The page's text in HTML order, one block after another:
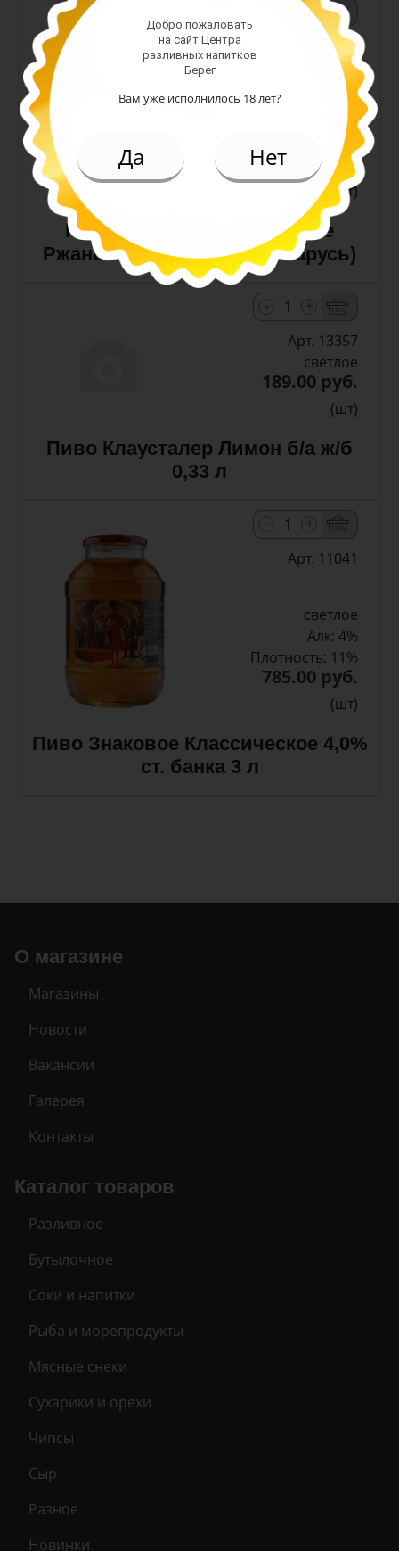
+
Арт. 10990
темное
Алк: 5%
Плотность: 11.6%
186.00 руб.
(шт)
Пиво Лидское Жигулевское
Ржаное 5,0% с/т 0,5 л (Беларусь)
Арт. 13357
светлое
189.00 руб.
(шт)
Пиво Клаусталер Лимон б/а ж/б
0,33 л
Арт. 11041
светлое
Алк: 4%
Плотность: 11%
785.00 руб.
(шт)
Пиво Знаковое Классическое 4,0%
ст. банка 3 л
О магазине
Магазины
Новости
Вакансии
Галерея
Контакты
Каталог товаров
Разливное
Бутылочное
Соки и напитки
Рыба и морепродукты
Мясные снеки
Сухарики и орехи
Чипсы
Сыр
Разное
Новинки
Добро пожаловать
на сайт Центра
разливных напитков
Берег
Вам уже исполнилось 18 лет?
Да Нет